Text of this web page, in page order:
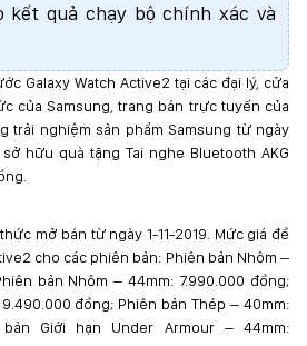
kết quả chạy bộ chính xác và
Galaxy Watch Active2 tại các đại lý, cửa
của Samsung, trang bán trực tuyến của
trải nghiệm sản phẩm Samsung từ ngày
hữu quà tặng Tai nghe Bluetooth AKG
mở bán từ ngày 1-11-2019. Mức giá đề
cho các phiên bản: Phiên bản Nhôm –
bản Nhôm – 44mm: 7.990.000 đồng;
đồng; Phiên bản Thép – 40mm:
Giới hạn Under Armour – 44mm: